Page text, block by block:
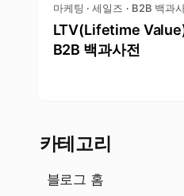
마케팅 · 세일즈 · B2B 백과
LTV(Lifetime Value)
B2B 백과사전
카테고리
블로그 홈